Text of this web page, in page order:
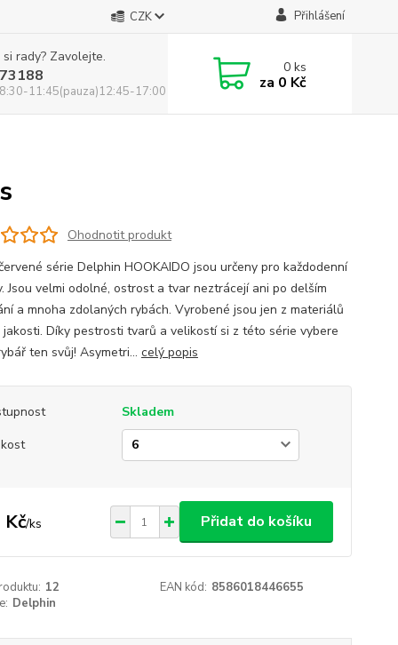
CZK Přihlášení
rady? Zavolejte.
11:45(pauza)12:45-17:00
0ks
za 0 Kč
Ohodnotit produkt
série Delphin HOOKAIDO jsou určeny pro každodenní
Jsou velmi odolné, ostrost a tvar neztrácejí ani po delším
a mnoha zdolaných rybách. Vyrobené jsou jen z materiálů
jakosti. Díky pestrosti tvarů a velikostí si z této série vybere
ten svůj! Asymetri... celý popis
Skladem
Kč/ks Přidat do košíku
12 EAN kód: 8586018446655
Delphin